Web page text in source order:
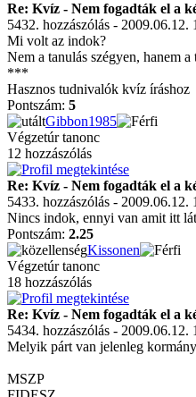
Re: Kvíz - Nem fogadták el a
5432. hozzászólás - 2009.06.12.
Mi volt az indok?
Nem a tanulás szégyen, hanem a
***
Hasznos tudnivalók kvíz íráshoz
Pontszám: 5
Gibbon1985
Végzetúr tanonc
12 hozzászólás
Re: Kvíz - Nem fogadták el a
5433. hozzászólás - 2009.06.12.
Nincs indok, ennyi van amit itt
Pontszám: 2.25
Kissonen
Végzetúr tanonc
18 hozzászólás
Re: Kvíz - Nem fogadták el a
5434. hozzászólás - 2009.06.12.
Melyik párt van jelenleg
MSZP